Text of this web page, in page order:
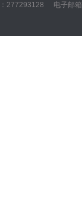
277293128
电子邮